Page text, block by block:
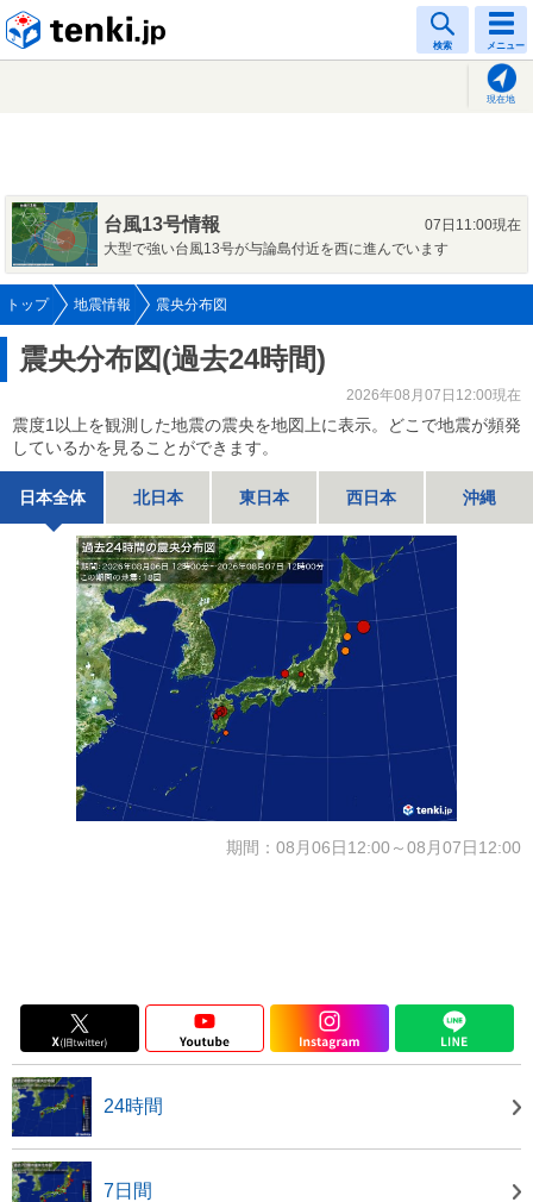
検索 メニュー
現在地
台風13号情報
07日11:00現在
大型で強い台風13号が与論島付近を西に進んでいます
トップ 地震情報 震央分布図
震央分布図(過去24時間)
2026年08月07日12:00現在
震度1以上を観測した地震の震央を地図上に表示。どこで地震が頻発
しているかを見ることができます。
日本全体 北日本 東日本 西日本 沖縄
期間：08月06日12:00～08月07日12:00
24時間
7日間